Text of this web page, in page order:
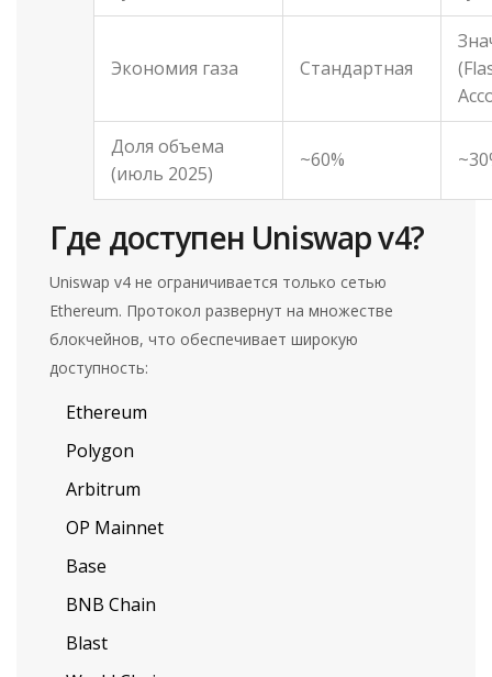
Экономия газа Стандартная
Доля объема
(июль 2025)
~60%
Где доступен Uniswap v4?
Uniswap v4 не ограничивается только сетью
Ethereum. Протокол развернут на множестве
блокчейнов, что обеспечивает широкую
доступность:
Ethereum
Polygon
Arbitrum
OP Mainnet
Base
BNB Chain
Blast